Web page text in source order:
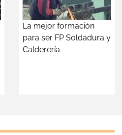
La mejor formación
para ser FP Soldadura y
Calderería